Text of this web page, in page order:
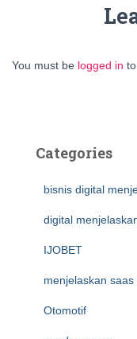
You must be logged in
Categories
bisnis digital
digital
IJOBET
menjelaskan saas
Otomotif